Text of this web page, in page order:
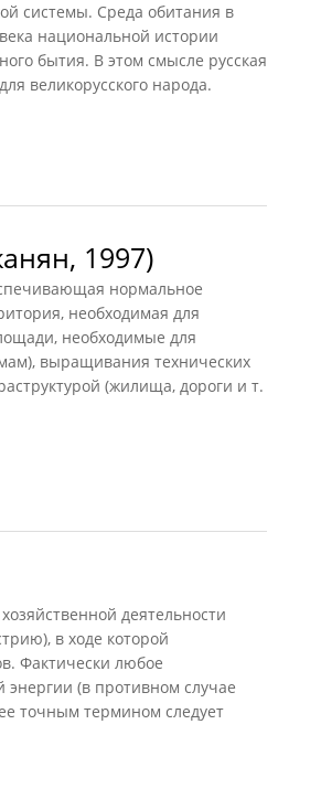
системы. Среда обитания в
национальной истории
бытия. В этом смысле русская
великорусского народа.
1997)
нормальное
необходимая для
необходимые для
выращивания технических
(жилища, дороги и т.
деятельности
в ходе которой
Фактически любое
энергии (в противном случае
точным термином следует